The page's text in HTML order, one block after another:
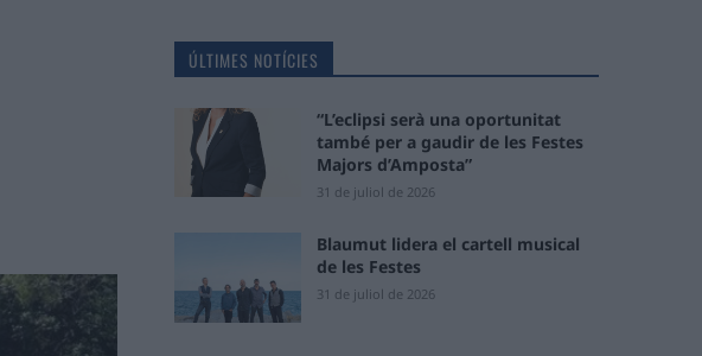
ÚLTIMES NOTÍCIES
“L’eclipsi serà una oportunitat
també per a gaudir de les Festes
Majors d’Amposta”
31 de juliol de 2026
Blaumut lidera el cartell musical
de les Festes
31 de juliol de 2026